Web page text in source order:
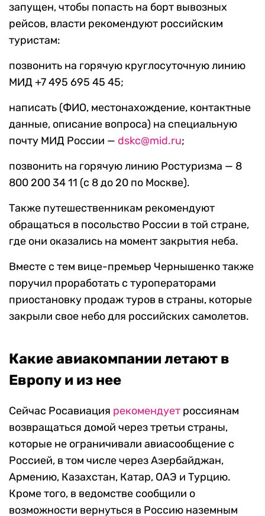
запущен, чтобы попасть на борт вывозных
рейсов, власти рекомендуют российским
туристам:
позвонить на горячую круглосуточную линию
МИД +7 495 695 45 45;
написать (ФИО, местонахождение, контактные
данные, описание вопроса) на специальную
почту МИД России — dskc@mid.ru;
позвонить на горячую линию Ростуризма — 8
800 200 34 11 (с 8 до 20 по Москве).
Также путешественникам рекомендуют
обращаться в посольство России в той стране,
где они оказались на момент закрытия неба.
Вместе с тем вице-премьер Чернышенко также
поручил проработать с туроператорами
приостановку продаж туров в страны, которые
закрыли свое небо для российских самолетов.
Какие авиакомпании летают в
Европу и из нее
Сейчас Росавиация рекомендует россиянам
возвращаться домой через третьи страны,
которые не ограничивали авиасообщение с
Россией, в том числе через Азербайджан,
Армению, Казахстан, Катар, ОАЭ и Турцию.
Кроме того, в ведомстве сообщили о
возможности вернуться в Россию наземным